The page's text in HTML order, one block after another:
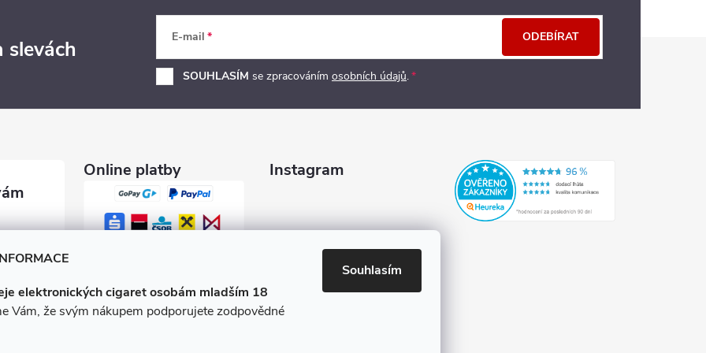
elektronických cigaret osobám mladším 18
Vám, že svým nákupem podporujete zodpovědné
Souhlasím
slevách E-mail
SOUHLASÍM se zpracováním osobních údajů.
ODEBÍRAT
600
e-ciga
Online platby Instagram